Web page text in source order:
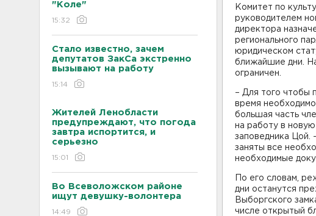
"Коле"
15:32
Стало известно, зачем
депутатов ЗакСа экстренно
вызывают на работу
15:14
Жителей Ленобласти
предупреждают, что погода
завтра испортится, и
серьезно
15:01
Во Всеволожском районе
ищут девушку-волонтера
14:49
Комитет по
руководителем
директора
регионального
юридическом
ближайшие дни.
ограничен.
– Для того чтобы
время
большая часть
на работу в
заповедника Цой.
заняты все
необходимые
По его словам,
дни останутся
Выборгского
числе открытый